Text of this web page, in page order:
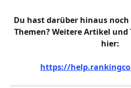
Du hast darüber hinaus noch
Themen? Weitere Artikel
hier:
https://